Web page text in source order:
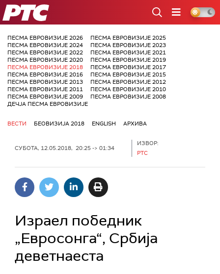
РТС
ПЕСМА ЕВРОВИЗИЈЕ 2026
ПЕСМА ЕВРОВИЗИЈЕ 2025
ПЕСМА ЕВРОВИЗИЈЕ 2024
ПЕСМА ЕВРОВИЗИЈЕ 2023
ПЕСМА ЕВРОВИЗИЈЕ 2022
ПЕСМА ЕВРОВИЗИЈЕ 2021
ПЕСМА ЕВРОВИЗИЈЕ 2020
ПЕСМА ЕВРОВИЗИЈЕ 2019
ПЕСМА ЕВРОВИЗИЈЕ 2018
ПЕСМА ЕВРОВИЗИЈЕ 2017
ПЕСМА ЕВРОВИЗИЈЕ 2016
ПЕСМА ЕВРОВИЗИЈЕ 2015
ПЕСМА ЕВРОВИЗИЈЕ 2013
ПЕСМА ЕВРОВИЗИЈЕ 2012
ПЕСМА ЕВРОВИЗИЈЕ 2011
ПЕСМА ЕВРОВИЗИЈЕ 2010
ПЕСМА ЕВРОВИЗИЈЕ 2009
ПЕСМА ЕВРОВИЗИЈЕ 2008
ДЕЧЈА ПЕСМА ЕВРОВИЗИЈЕ
ВЕСТИ БЕОВИЗИЈА 2018 ENGLISH АРХИВА
СУБОТА, 12.05.2018, 20:25 -> 01:34
ИЗВОР:
РТС
Израел победник
„Евросонга“, Србија
деветнаеста